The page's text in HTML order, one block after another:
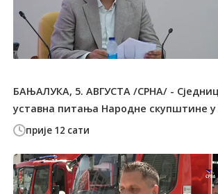
прије 12 сати
БАЊАЛУКА, 5. АВГУСТА /СРНА/ -
уставна питања Народне скупштине